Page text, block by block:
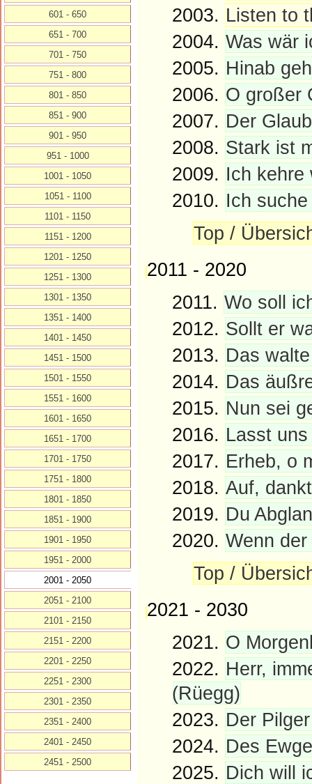
2003. Listen to
2004. Was wär
2005. Hinab
2006. O großer
2007. Der
2008. Stark ist
2009. Ich kehre
2010. Ich
Top /
2011 - 2020
2011. Wo soll
2012. Sollt er
2013. Das
2014. Das
2015. Nun sei
2016. Lasst
2017. Erheb, o
2018. Auf,
2019. Du
2020. Wenn
Top /
2021 - 2030
2021. O
2022. Herr,
(Rüegg)
2023. Der
2024. Des
2025. Dich will
601 - 650
651 - 700
701 - 750
751 - 800
801 - 850
851 - 900
901 - 950
951 - 1000
1001 - 1050
1051 - 1100
1101 - 1150
1151 - 1200
1201 - 1250
1251 - 1300
1301 - 1350
1351 - 1400
1401 - 1450
1451 - 1500
1501 - 1550
1551 - 1600
1601 - 1650
1651 - 1700
1701 - 1750
1751 - 1800
1801 - 1850
1851 - 1900
1901 - 1950
1951 - 2000
2001 - 2050
2051 - 2100
2101 - 2150
2151 - 2200
2201 - 2250
2251 - 2300
2301 - 2350
2351 - 2400
2401 - 2450
2451 - 2500